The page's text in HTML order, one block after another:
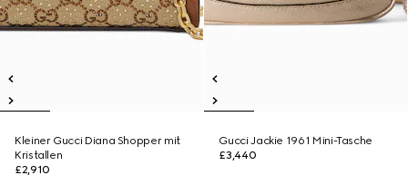
Kleiner Gucci Diana Shopper mit
Kristallen
£2,910
Gucci Jackie 1961 Mini-Tasche
£3,440